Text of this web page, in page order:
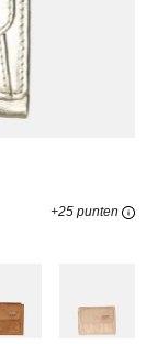
+25 punten